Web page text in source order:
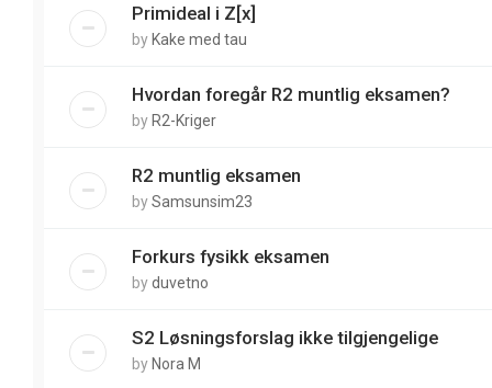
Primideal i Z[x]
by Kake med tau
Hvordan foregår R2 muntlig eksamen?
by R2-Kriger
R2 muntlig eksamen
bySamsunsim23
Forkurs fysikk eksamen
byduvetno
S2 Løsningsforslag ikke tilgjengelige
by Nora M